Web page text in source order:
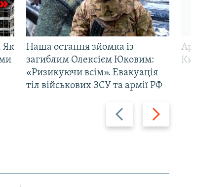
Назад Вперед
Як
Наша остання зйомка із
загиблим Олексієм Юковим:
«Ризикуючи всім». Евакуація
тіл військових ЗСУ та армії РФ